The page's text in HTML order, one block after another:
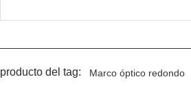
producto del tag:
Marco óptico redondo